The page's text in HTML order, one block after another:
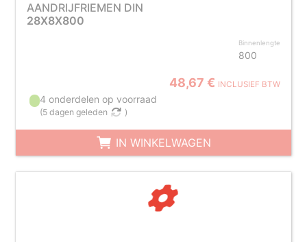
AANDRIJFRIEMEN DIN
28X8X800
Binnenlengte
800
48,67 € INCLUSIEF BTW
4 onderdelen op voorraad
(5 dagen geleden )
IN WINKELWAGEN